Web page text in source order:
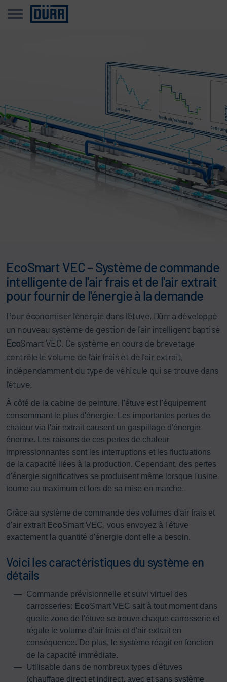
EcoSmart VEC – Système de commande
intelligente de l'air frais et de l'air extrait
pour fournir de l'énergie à la demande
Pour économiser l'énergie dans l'étuve, Dürr a développé
un nouveau système de gestion de l'air intelligent baptisé
EcoSmart VEC. Ce système en cours de brevetage
contrôle le volume de l'air frais et de l'air extrait,
indépendamment du type de véhicule qui se trouve dans
l'étuve.
À côté de la cabine de peinture, l'étuve est l'équipement
consommant le plus d'énergie. Les importantes pertes de
chaleur via l'air extrait causent un gaspillage d'énergie
énorme. Les raisons de ces pertes de chaleur
impressionnantes sont les interruptions et les fluctuations
de la capacité liées à la production. Cependant, des pertes
d'énergie significatives se produisent même lorsque l'usine
tourne au maximum et lors de sa mise en marche.
Grâce au système de commande des volumes d'air frais et
d'air extrait EcoSmart VEC, vous envoyez à l'étuve
exactement la quantité d'énergie dont elle a besoin.
Voici les caractéristiques du système en
détails
Commande prévisionnelle et suivi virtuel des
carrosseries: EcoSmart VEC sait à tout moment dans
quelle zone de l'étuve se trouve chaque carrosserie et
régule le volume d'air frais et d'air extrait en
conséquence. De plus, le système réagit en fonction
de la capacité immédiate.
Utilisable dans de nombreux types d'étuves
(chauffage direct et indirect, avec et sans système